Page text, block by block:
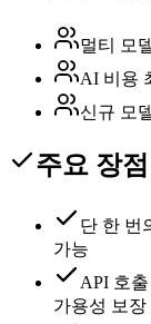
멀티 모
AI 비용
신규 모
주요 장점
단 한 번
가능
API 호
가용성 보장